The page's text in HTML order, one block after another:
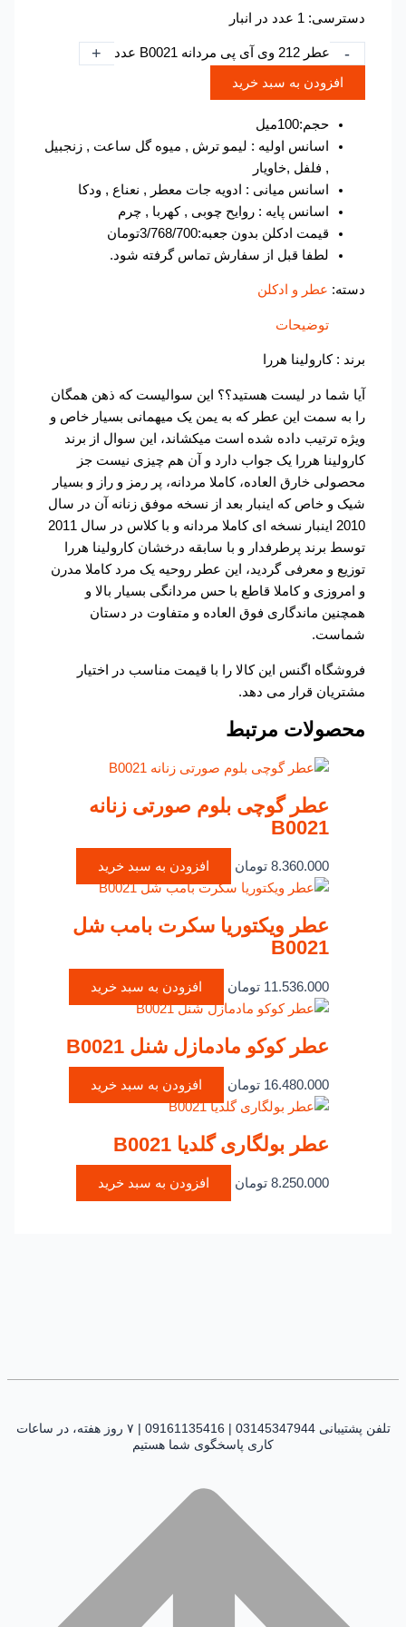
دسترسی: 1 عدد در انبار
عطر 212 وی آی پی مردانه B0021 عدد +
افزودن به سبد خرید
حجم:100میل
اسانس اولیه : لیمو ترش , میوه گل ساعت , زنجبیل
, فلفل ,خاویار
اسانس میانی : ادویه جات معطر , نعناع , ودکا
اسانس پایه : روایح چوبی , کهربا , چرم
قیمت ادکلن بدون جعبه:3/768/700تومان
لطفا قبل از سفارش تماس گرفته شود.
عطر و ادکلن
توضیحات
برند : کارولینا هررا
آیا شما در لیست هستید؟؟ این سوالیست که ذهن همگان
را به سمت این عطر که به یمن یک میهمانی بسیار خاص و
ویژه ترتیب داده شده است میکشاند، این سوال از برند
کارولینا هررا یک جواب دارد و آن هم چیزی نیست جز
محصولی خارق العاده، کاملا مردانه، پر رمز و راز و بسیار
شیک و خاص که اینبار بعد از نسخه موفق زنانه آن در سال
2010 اینبار نسخه ای کاملا مردانه و با کلاس در سال 2011
توسط برند پرطرفدار و با سابقه درخشان کارولینا هررا
توزیع و معرفی گردید، این عطر روحیه یک مرد کاملا مدرن
و امروزی و کاملا قاطع با حس مردانگی بسیار بالا و
همچنین ماندگاری فوق العاده و متفاوت در دستان
شماست.
فروشگاه اگنس این کالا را با قیمت مناسب در اختیار
مشتریان قرار می دهد.
محصولات مرتبط
عطر گوچی بلوم صورتی زنانه
B0021
8.360.000 تومان افزودن به سبد خرید
عطر ویکتوریا سکرت بامب شل
B0021
11.536.000 تومان افزودن به سبد خرید
عطر کوکو مادمازل شنل B0021
16.480.000 تومان افزودن به سبد خرید
عطر بولگاری گلدیا B0021
8.250.000 تومان افزودن به سبد خرید
تلفن پشتیبانی 03145347944 | 09161135416 | ۷ روز هفته، در ساعات
کاری پاسخگوی شما هستیم